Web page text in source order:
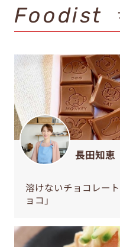
Foodist
長田知恵
溶けないチョコレー
ョコ」